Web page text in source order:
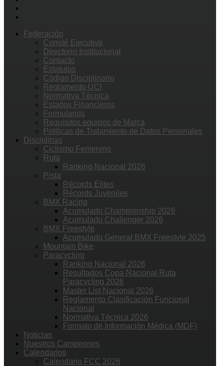
Federación
Comité Ejecutivo
Directorio Institucional
Contacto
Estatutos
Código Disciplinario
Reglamento UCI
Normativa Técnica
Estados Financieros
Formularios
Requisitos equipos de Marca
Políticas de Tratamiento de Datos Personales
Disciplinas
Ciclismo Femenino
Ruta
Ranking Nacional 2026
Pista
Récords Élites
Récords Juveniles
BMX Racing
Acumulado Championship 2026
Acumulado Challenger 2026
BMX Freestyle
Acumulado General BMX Freestyle 2025
Mountain Bike
Paracycling
Ranking Nacional 2026
Resultados Copa Nacional Ruta
Paracycling 2026
Master List Nacional 2026
Reglamento Clasificación Funcional
Nacional
Normativa Técnica 2026
Formato de Información Médica (MDF)
Noticias
Nuestros Campeones
Calendarios
Calendario FCC 2026